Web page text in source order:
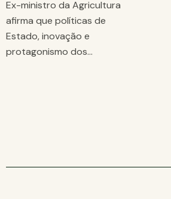
Ex-ministro da Agricultura
afirma que políticas de
Estado, inovação e
protagonismo dos…